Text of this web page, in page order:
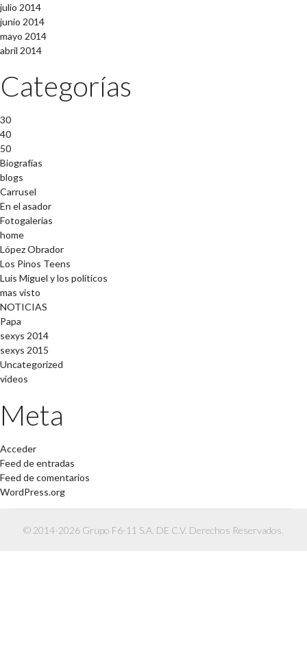
julio 2014
junio 2014
mayo 2014
abril 2014
Categorías
30
40
50
Biografías
blogs
Carrusel
En el asador
Fotogalerías
home
López Obrador
Los Pinos Teens
Luis Miguel y los políticos
mas visto
NOTICIAS
Papa
sexys 2014
sexys 2015
Uncategorized
videos
Meta
Acceder
Feed de entradas
Feed de comentarios
WordPress.org
© 2014-2026 Grupo F6-11 S.A. DE C.V. Derechos Reservados.